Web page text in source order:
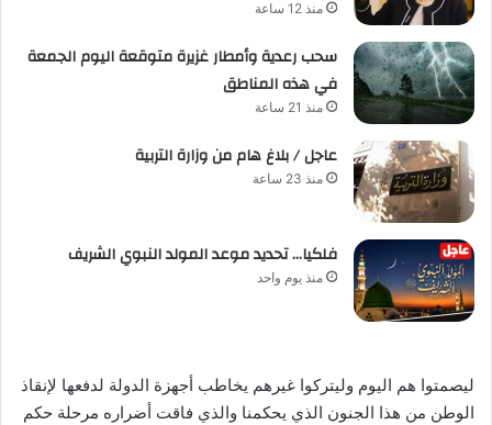
منذ 12 ساعة
سحب رعدية وأمطار غزيرة متوقعة اليوم الجمعة
في هذه المناطق
منذ 21 ساعة
عاجل / بلاغ هام من وزارة التربية
منذ 23 ساعة
فلكيا… تحديد موعد المولد النبوي الشريف
منذ يوم واحد
ليصمتوا هم اليوم وليتركوا غيرهم يخاطب أجهزة الدولة لدفعها لإنقاذ
الوطن من هذا الجنون الذي يحكمنا والذي فاقت أضراره مرحلة حكم